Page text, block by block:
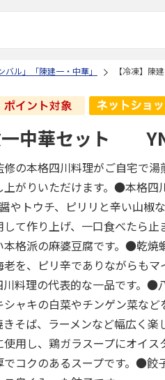
ル」「陳建一・中華」 【冷凍】
一中華セット
の本格四川料理がご自宅で湯
上がりいただけます。●本格
やトウチ、ピリリと辛い山椒
て作り上げ、一口食べたら止
本格派の麻婆豆腐です。●乾
を、ピリ辛でありながらもマ
川料理の代表的な一品です。●
ャキの白菜やチンゲン菜な
そば、ラーメンなど幅広く
用し、鶏ガラスープにオイス
でコクのあるスープです。●